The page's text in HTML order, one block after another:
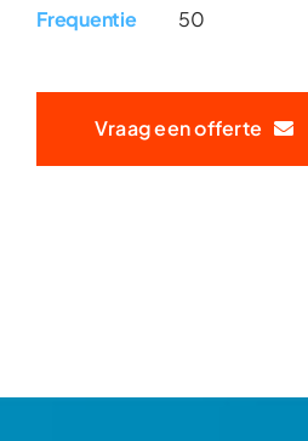
Frequentie
50
Vraag een offerte